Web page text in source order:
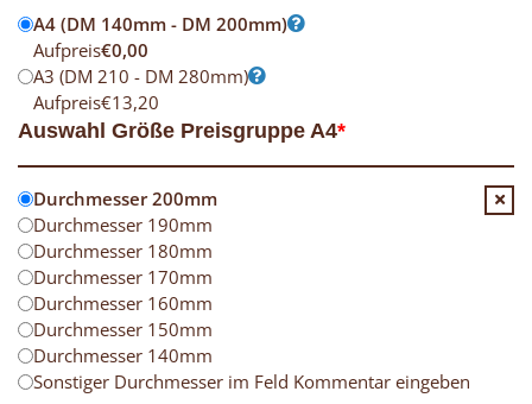
A4 (DM 140mm - DM 200mm)
Aufpreis€0,00
A3 (DM 210 - DM 280mm)
Aufpreis€13,20
*
Auswahl Größe Preisgruppe A4
Durchmesser 200mm
Durchmesser 190mm
Durchmesser 180mm
Durchmesser 170mm
Durchmesser 160mm
Durchmesser 150mm
Durchmesser 140mm
Sonstiger Durchmesser im Feld Kommentar eingeben